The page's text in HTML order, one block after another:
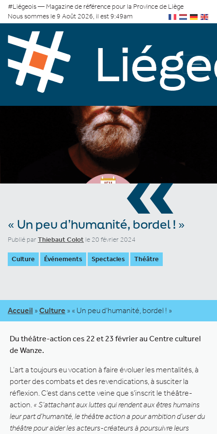
#Liégeois — Magazine de référence pour la Province de Liège
Nous sommes le 9 Août 2026, il est 9:49am
«
« Un peu d’humanité, bordel ! »
Publié parThiebaut Colot le 20 février 2024
Culture Événements Spectacles Théâtre
Accueil » Culture » « Un peu d’humanité, bordel ! »
Du théâtre-action ces 22 et 23 février au Centre culturel
de Wanze.
L’art a toujours eu vocation à faire évoluer les mentalités, à
porter des combats et des revendications, à susciter la
réflexion. C’est dans cette veine que s’inscrit le théâtre-
action. « S’attachant aux luttes qui rendent aux êtres humains
leur part d’humanité, le théâtre action a pour ambition d’user du
théâtre pour aider les acteurs-créateurs à poursuivre leurs